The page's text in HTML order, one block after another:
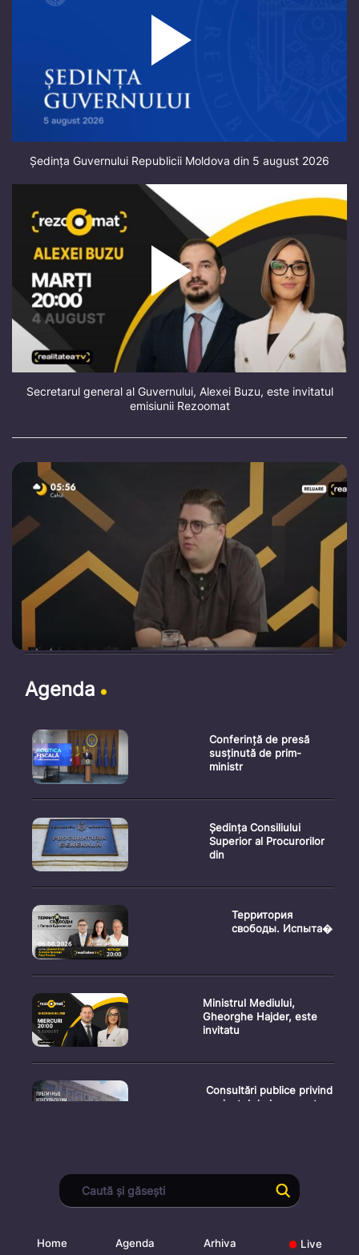
Ședința Guvernului Republicii Moldova din 5 august 2026
Secretarul general al Guvernului, Alexei Buzu, este invitatul
emisiunii Rezoomat
Agenda
Conferință de presă
susținută de prim-
ministr
Ședința Consiliului
Superior al Procurorilor
din
Территория
свободы. Испыта�
Ministrul Mediului,
Gheorghe Hajder, este
invitatu
Consultări publice privind
proiectul de lege pent
Consultarea Publică CP-
01, dedicată Studiilor de
Home Agenda Arhiva Live